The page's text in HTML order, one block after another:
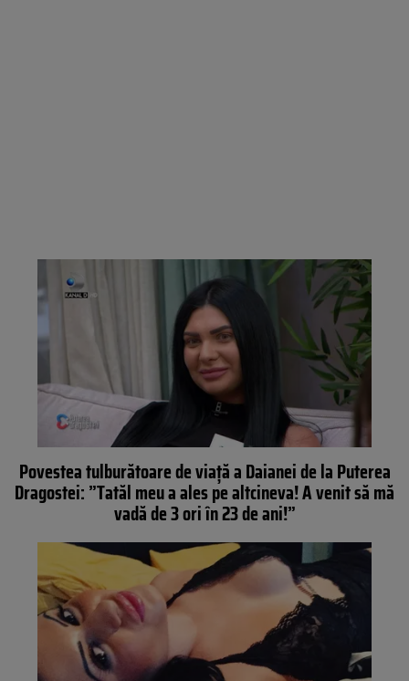
Povestea tulburătoare de viață a Daianei de la Puterea
Dragostei: ”Tatăl meu a ales pe altcineva! A venit să mă
vadă de 3 ori în 23 de ani!”